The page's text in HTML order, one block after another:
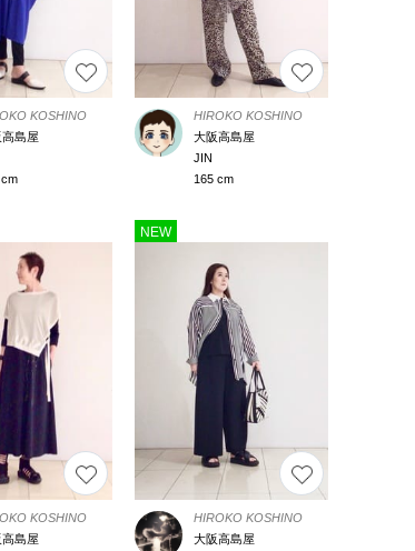
KOSHINO
島屋
cm
HIROKO KOSHINO
大阪高島屋
JIN
165 cm
KOSHINO
島屋
NEW
HIROKO KOSHINO
大阪高島屋